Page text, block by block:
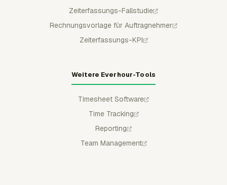
Zeiterfassungs-Fallstudie
Rechnungsvorlage für Auftragnehmer
Zeiterfassungs-KPI
Weitere Everhour-Tools
Timesheet Software
Time Tracking
Reporting
Team Management